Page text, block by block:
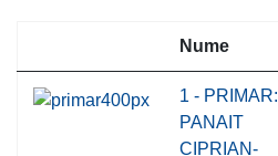
Nume
1 - PRIMAR:
PANAIT
CIPRIAN-